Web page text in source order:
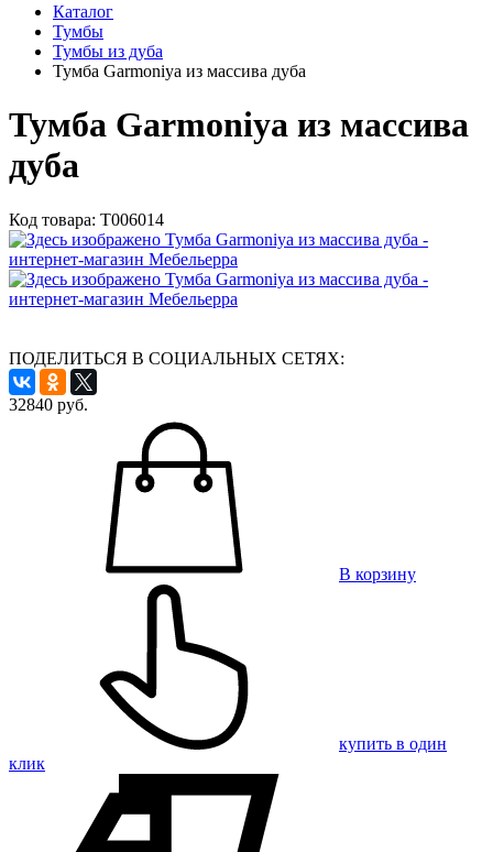
Каталог
Тумбы
Тумбы из дуба
Тумба Garmoniya из массива дуба
Тумба Garmoniya из массива
дуба
Код товара: Т006014
ПОДЕЛИТЬСЯ В СОЦИАЛЬНЫХ СЕТЯХ:
32840 руб.
В корзину
купить в один
клик